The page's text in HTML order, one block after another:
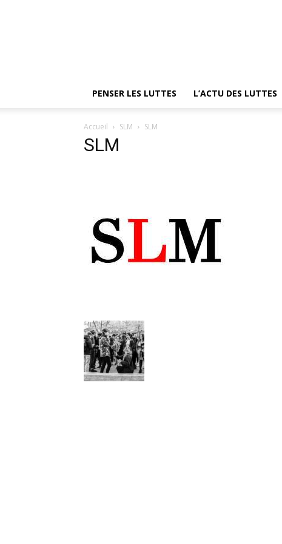
PENSER LES LUTTES L’ACTU DES LUTTES
Accueil SLM SLM
SLM